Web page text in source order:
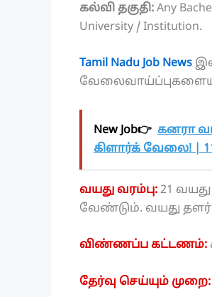
கல்வி தகுதி: Any
University / Institution.
Tamil Nadu Job News
New Job👉 கனரா
கிளார்க் வேலை! |
வயது வரம்பு: 21
வேண்டும். வயது தளர்வு:
விண்ணப்ப கட்டணம்:
தேர்வு செய்யும் முறை: